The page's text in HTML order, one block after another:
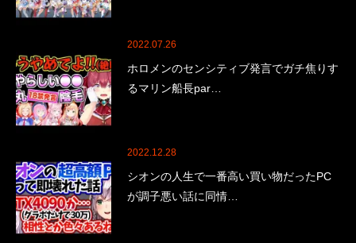
2022.07.26
ホロメンのセンシティブ発言でガチ焦りす
るマリン船長par…
2022.12.28
シオンの人生で一番高い買い物だったPC
が調子悪い話に同情…